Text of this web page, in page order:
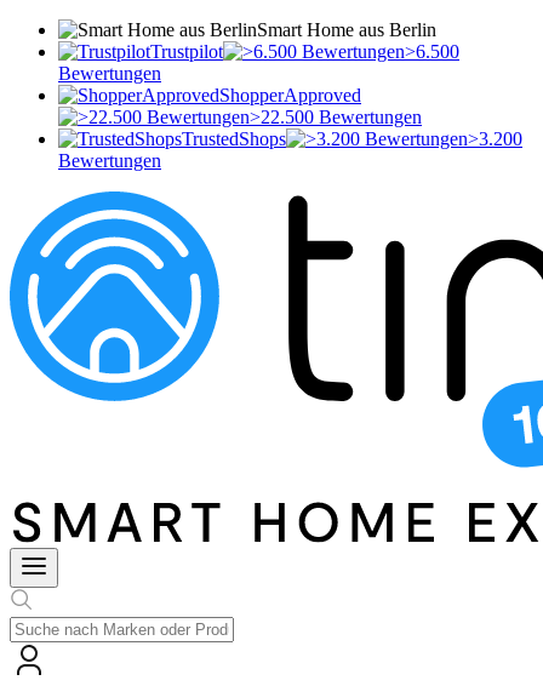
Smart Home aus Berlin
Trustpilot
>6.500
Bewertungen
ShopperApproved
>22.500 Bewertungen
TrustedShops
>3.200
Bewertungen